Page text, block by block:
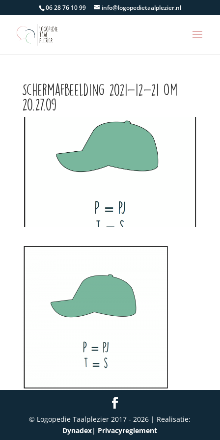
06 28 76 10 99 info@logopedietaalplezier.nl
Schermafbeelding 2021-12-21 om
20.27.09
© Logopedie Taalplezier 2017 -2026 | Realisatie:
Dynadex| Privacyreglement